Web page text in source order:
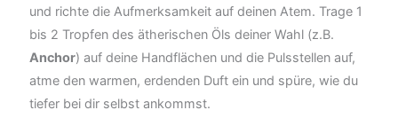
und richte die Aufmerksamkeit auf deinen Atem. Trage 1
bis 2 Tropfen des ätherischen Öls deiner Wahl (z.B.
Anchor) auf deine Handflächen und die Pulsstellen auf,
atme den warmen, erdenden Duft ein und spüre, wie du
tiefer bei dir selbst ankommst.